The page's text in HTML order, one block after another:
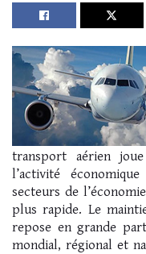
transport aérien
l’activité
secteurs de
plus rapide. Le
repose en grande
mondial, régional et